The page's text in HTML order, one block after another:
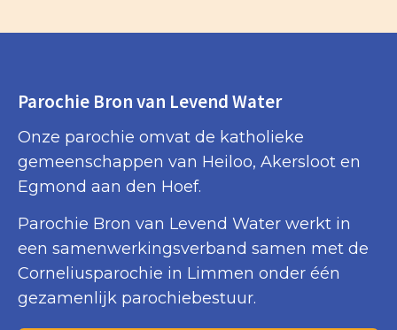
Parochie Bron van Levend Water
Onze parochie omvat de katholieke
gemeenschappen van Heiloo, Akersloot en
Egmond aan den Hoef.
Parochie Bron van Levend Water werkt in
een samenwerkingsverband samen met de
Corneliusparochie in Limmen onder één
gezamenlijk parochiebestuur.